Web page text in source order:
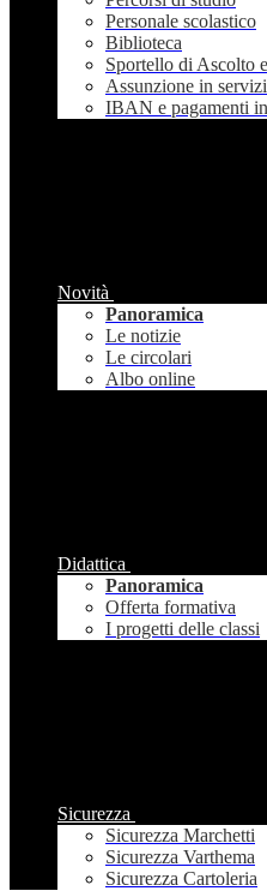
Personale scolastico
Biblioteca
Sportello di Ascolto
Assunzione in
IBAN e pagamenti
Novità
Panoramica
Le notizie
Le circolari
Albo online
Didattica
Panoramica
Offerta formativa
I progetti delle classi
Sicurezza
Sicurezza Marchetti
Sicurezza Varthema
Sicurezza Cartoleria